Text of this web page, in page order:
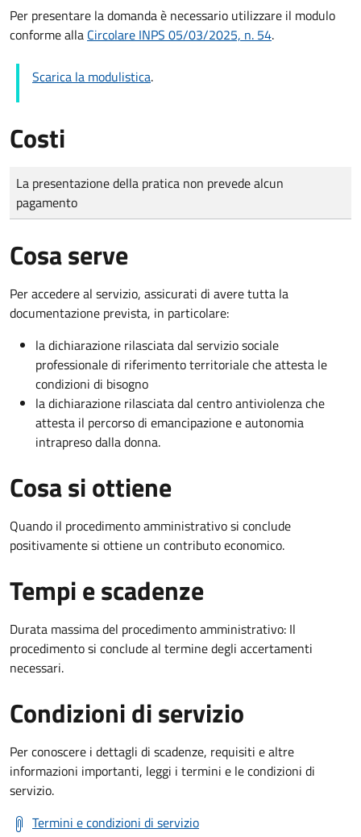
Per presentare la domanda è necessario utilizzare il modulo
conforme alla Circolare INPS 05/03/2025, n. 54.
Scarica la modulistica.
Costi
Tipo di pagamento
Importo
La presentazione della pratica non prevede alcun
pagamento
Cosa serve
Per accedere al servizio, assicurati di avere tutta la
documentazione prevista, in particolare:
la dichiarazione rilasciata dal servizio sociale
professionale di riferimento territoriale che attesta le
condizioni di bisogno
la dichiarazione rilasciata dal centro antiviolenza che
attesta il percorso di emancipazione e autonomia
intrapreso dalla donna.
Cosa si ottiene
Quando il procedimento amministrativo si conclude
positivamente si ottiene un contributo economico.
Tempi e scadenze
Durata massima del procedimento amministrativo: Il
procedimento si conclude al termine degli accertamenti
necessari.
Condizioni di servizio
Per conoscere i dettagli di scadenze, requisiti e altre
informazioni importanti, leggi i termini e le condizioni di
servizio.
Termini e condizioni di servizio